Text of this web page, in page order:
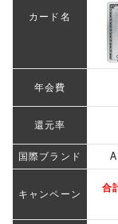
カード名
年会費
還元率
国際ブランド
キャンペーン
合